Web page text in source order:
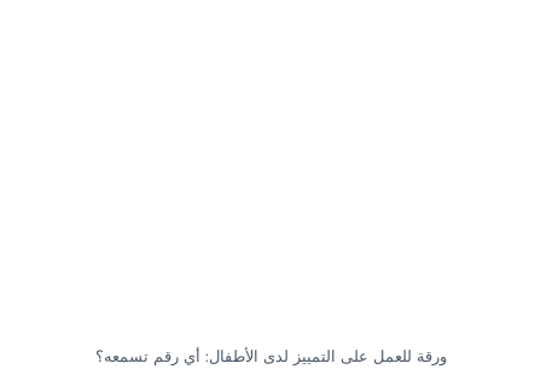
ورقة للعمل على التمييز لدى الأطفال: أي رقم تسمعه؟